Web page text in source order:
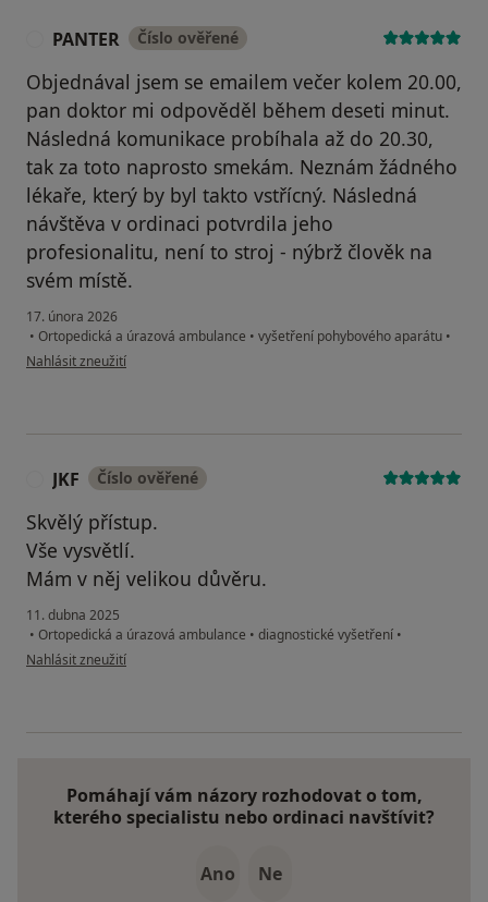
PANTER Číslo ověřené
Objednával jsem se emailem večer kolem 20.00,
pan doktor mi odpověděl během deseti minut.
Následná komunikace probíhala až do 20.30,
tak za toto naprosto smekám. Neznám žádného
lékaře, který by byl takto vstřícný. Následná
návštěva v ordinaci potvrdila jeho
profesionalitu, není to stroj - nýbrž člověk na
svém místě.
17. února 2026
• Ortopedická a úrazová ambulance • vyšetření pohybového aparátu •
podle názoru uživatele PANTER
Nahlásit zneužití
JKF Číslo ověřené
Skvělý přístup.
Vše vysvětlí.
Mám v něj velikou důvěru.
11. dubna 2025
• Ortopedická a úrazová ambulance • diagnostické vyšetření •
podle názoru uživatele JKF
Nahlásit zneužití
Pomáhají vám názory rozhodovat o tom,
kterého specialistu nebo ordinaci navštívit?
Ano Ne